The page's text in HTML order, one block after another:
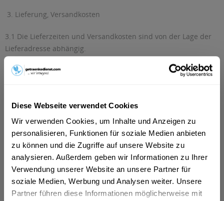
Diese Webseite verwendet Cookies
Wir verwenden Cookies, um Inhalte und Anzeigen zu
personalisieren, Funktionen für soziale Medien anbieten
zu können und die Zugriffe auf unsere Website zu
analysieren. Außerdem geben wir Informationen zu Ihrer
Verwendung unserer Website an unsere Partner für
soziale Medien, Werbung und Analysen weiter. Unsere
Partner führen diese Informationen möglicherweise mit
3. Lieferung, Versandkosten
3.1 Die Lieferzeiten und Versandkosten sind von der Lage der
Lieferadresse abhängig.
3.2 Die Lieferung erfolgt zu den bei Abschluss des
Bestell- und Lieferbedingungen, sowie zusätzlich den
allgemeinen Geschäftsbedingungen des Verkäufers (im
Folgenden Verkäufer-AGB).
4. Haftung
4.1. Der Betreiber haftet gegenüber dem Kunden jeweils nach
Maßgabe der gesetzlichen Vorschriften auf Aufwendungs- oder
Schadensersatz gleich aus welchem Rechtsgrund nur bei